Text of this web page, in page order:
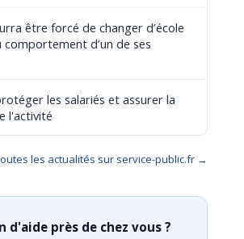
être forcé de changer d’école
comportement d’un de ses
les salariés et assurer la
l'activité
les actualités sur service-public.fr →
d'aide près de chez vous ?